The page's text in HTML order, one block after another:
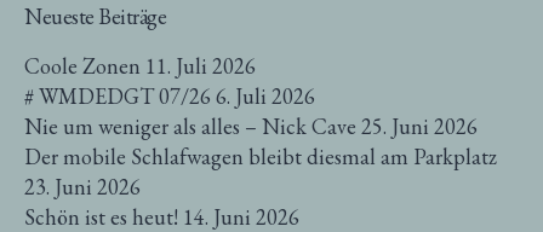
Neueste Beiträge
Coole Zonen 11. Juli 2026
# WMDEDGT 07/26 6. Juli 2026
Nie um weniger als alles – Nick Cave 25. Juni 2026
Der mobile Schlafwagen bleibt diesmal am Parkplatz
23. Juni 2026
Schön ist es heut! 14. Juni 2026